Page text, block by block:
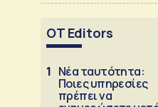
OT Editors
1 Νέα ταυτότητα:
Ποιες υπηρεσίες
πρέπει να